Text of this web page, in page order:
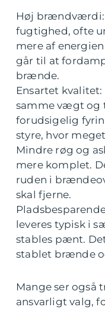
Høj brændværdi:
fugtighed, ofte
mere af
går til at
brænde.
Ensartet
samme vægt og
forudsigelig
styre, hvor
Mindre røg og
mere komplet.
ruden i
skal fjerne.
leveres typisk i
stables pænt.
stablet brænde
Mange ser
ansvarligt valg,